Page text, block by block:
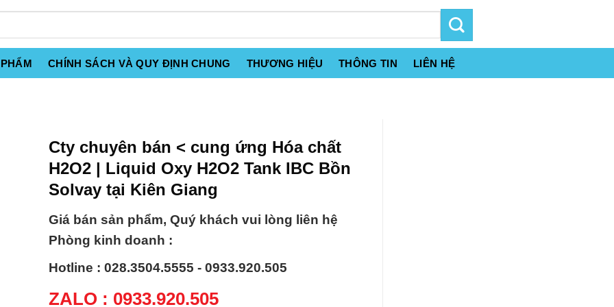
CHÍNH SÁCH VÀ QUY ĐỊNH CHUNG THƯƠNG HIỆU THÔNG TIN LIÊN HỆ
Cty chuyên bán < cung ứng Hóa chất
H2O2 | Liquid Oxy H2O2 Tank IBC Bồn
Solvay tại Kiên Giang
Giá bán sản phẩm, Quý khách vui lòng liên hệ
Phòng kinh doanh :
Hotline : 028.3504.5555 - 0933.920.505
ZALO : 0933.920.505